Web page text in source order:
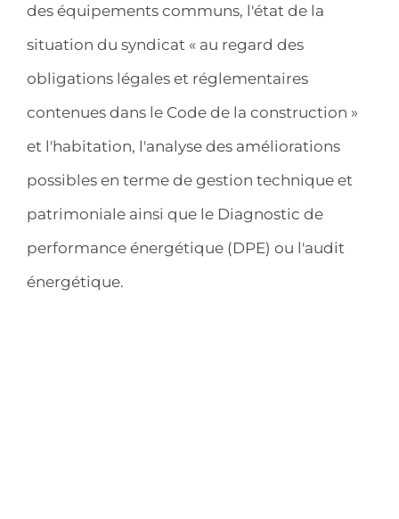
des équipements communs, l'état de la
situation du syndicat « au regard des
obligations légales et réglementaires
contenues dans le Code de la construction »
et l'habitation, l'analyse des améliorations
possibles en terme de gestion technique et
patrimoniale ainsi que le Diagnostic de
performance énergétique (DPE) ou l'audit
énergétique.